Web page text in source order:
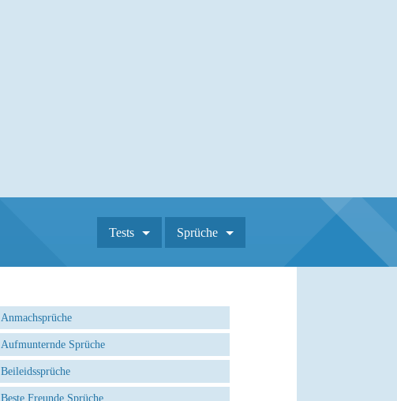
Tests Sprüche
Anmachsprüche
Aufmunternde Sprüche
Beileidssprüche
Beste Freunde Sprüche